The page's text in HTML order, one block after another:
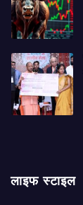
लाइफ स्टाइल